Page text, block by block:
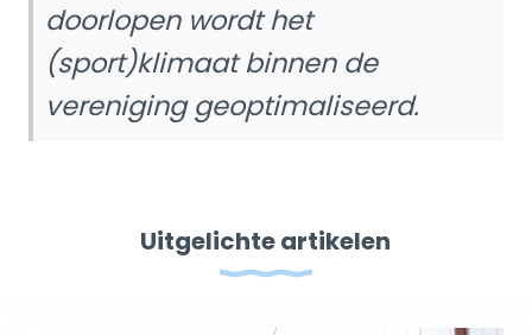
doorlopen wordt het
(sport)klimaat binnen de
vereniging geoptimaliseerd.
Uitgelichte artikelen